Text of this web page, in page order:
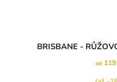
je
BRISBANE -
od